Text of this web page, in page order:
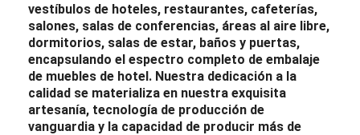
vestíbulos de hoteles, restaurantes, cafeterías,
salones, salas de conferencias, áreas al aire libre,
dormitorios, salas de estar, baños y puertas,
encapsulando el espectro completo deembalaje
de muebles de hotel. Nuestra dedicación a la
calidad se materializa en nuestra exquisita
artesanía, tecnología de producción de
vanguardia y la capacidad de producir más de